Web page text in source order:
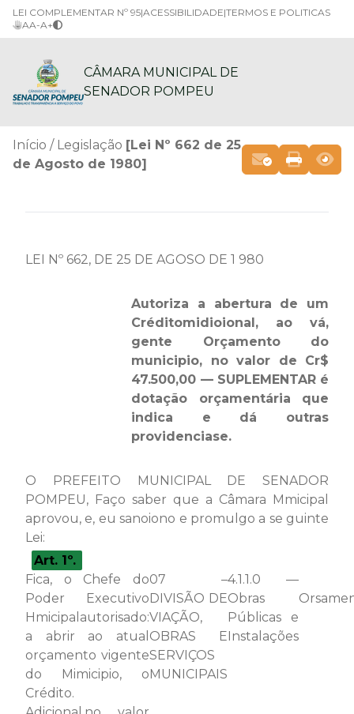
LEI COMPLEMENTAR Nº 95|ACESSIBILIDADE|TERMOS E POLITICAS
AA-A+
CÂMARA MUNICIPAL DE
SENADOR POMPEU
Início Legislação [Lei Nº 662 de 25
de Agosto de 1980]
LEI Nº 662, DE 25 DE AGOSO DE 1 980
Autoriza a abertura de um
Créditomidioional, ao vá,
gente Orçamento do
municipio, no valor de Cr$
47.500,00 — SUPLEMENTAR é
dotação orçamentária que
indica e dá outras
providenciase.
O PREFEITO MUNICIPAL DE SENADOR
POMPEU, Faço saber que a Câmara Mmicipal
aprovou, e, eu sanoiono e promulgo a se guinte
Lei:
Art. 1º.
Fica, o Chefe do
Poder Executivo
Hmicipalautorisado:
a abrir ao atual
orçamento vigente
do Mimicipio, o
Crédito.
07 –
DIVISÃO DE
VIAÇÃO,
OBRAS E
SERVIÇOS
MUNICIPAIS
4.1.1.0 —
Obras
Públicas e
Instalações